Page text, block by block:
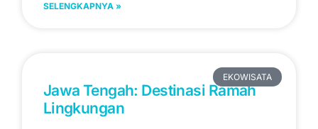
SELENGKAPNYA »
EKOWISATA
Jawa Tengah: Destinasi Ramah
Lingkungan